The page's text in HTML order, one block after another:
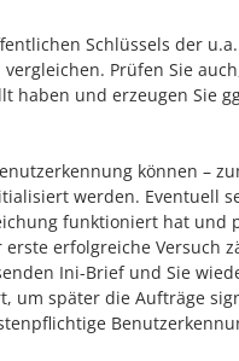
Schlüssels der
Prüfen Sie
haben und erzeugen Sie
können –
werden. Eventuell
funktioniert hat und
erfolgreiche Versuch
Ini-Brief und Sie
um später die Aufträge